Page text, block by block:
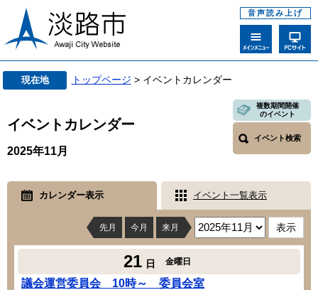
音声読み上げ
現在地 トップページ > イベントカレンダー
イベントカレンダー
複数期間開催
のイベント
イベント検索
2025年11月
カレンダー表示 イベント一覧表示
先月 今月 来月
21 日 金曜日
議会運営委員会 10時～ 委員会室